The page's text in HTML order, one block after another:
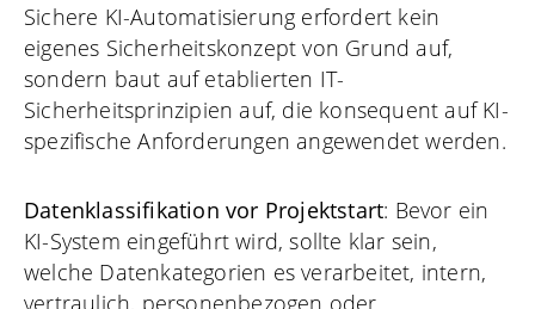
Sichere KI-Automatisierung erfordert kein
eigenes Sicherheitskonzept von Grund auf,
sondern baut auf etablierten IT-
Sicherheitsprinzipien auf, die konsequent auf KI-
spezifische Anforderungen angewendet werden.
Datenklassifikation vor Projektstart: Bevor ein
KI-System eingeführt wird, sollte klar sein,
welche Datenkategorien es verarbeitet, intern,
vertraulich, personenbezogen oder